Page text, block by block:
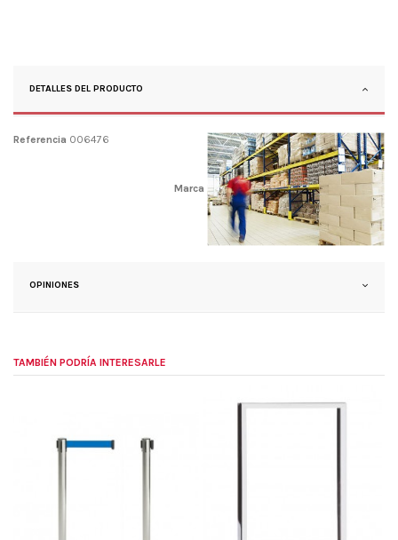
DETALLES DEL PRODUCTO
Marca
Referencia 006476
OPINIONES
TAMBIÉN PODRÍA INTERESARLE